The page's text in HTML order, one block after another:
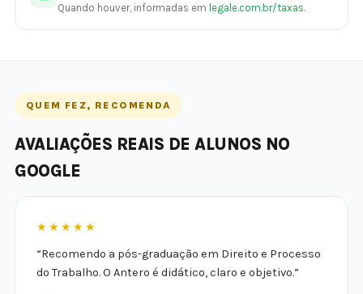
Quando houver, informadas em legale.com.br/taxas.
QUEM FEZ, RECOMENDA
AVALIAÇÕES REAIS DE ALUNOS NO
GOOGLE
★★★★★
“Recomendo a pós-graduação em Direito e Processo
do Trabalho. O Antero é didático, claro e objetivo.”